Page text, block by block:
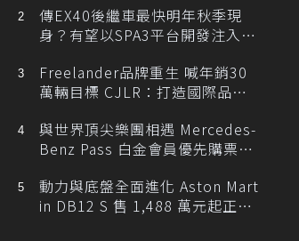
傳EX40後繼車最快明年秋季現
身？有望以SPA3平台開發注入80
Freelander品牌重生 喊年銷30
萬輛目標 CJLR：打造國際品牌
與世界頂尖樂團相遇 Mercedes-
Benz Pass 白金會員優先購票維
動力與底盤全面進化 Aston Mart
in DB12 S 售 1,488 萬元起正式